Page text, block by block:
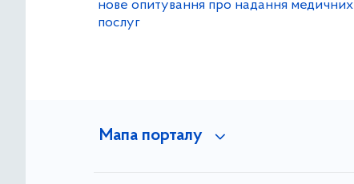
нове опитування про надання медичних
послуг
Мапа порталу